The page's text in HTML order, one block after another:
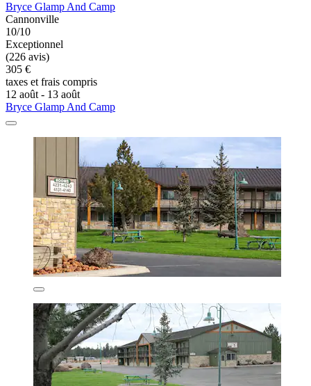
Bryce Glamp And Camp
Cannonville
10/10
Exceptionnel
(226 avis)
305 €
taxes et frais compris
12 août - 13 août
Bryce Glamp And Camp